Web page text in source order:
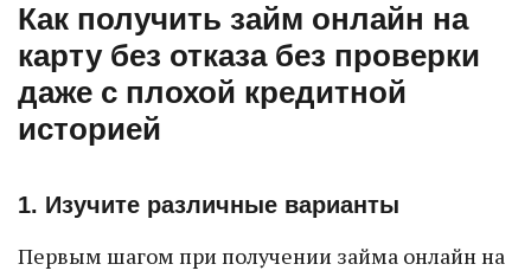
Как получить займ онлайн на
карту без отказа без проверки
даже с плохой кредитной
историей
1. Изучите различные варианты
Первым шагом при получении займа онлайн на